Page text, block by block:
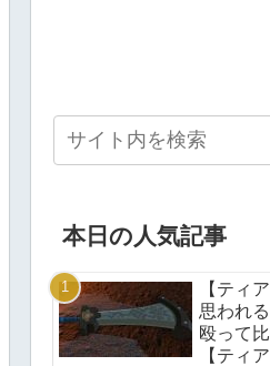
本日の人気記事
【ティ
思われ
殴って
【ティ